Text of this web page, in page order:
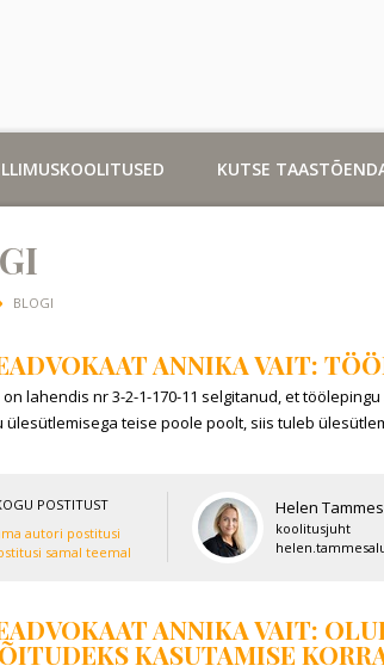
KUTSE
BLOGI
ANNIKA VAIT:
lahendis nr 3-2-1-170-11 selgitanud, et
ülesütlemisega teise poole poolt, siis tuleb
POSTITUST
autori postitusi
samal teemal
Helen
koolitusjuht
ANNIKA VAIT:
KASUTAMISE